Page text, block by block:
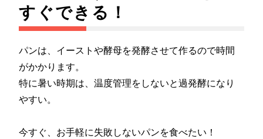
すぐできる！
パンは、イーストや酵母を発酵させて作るので時間
がかかります。
特に暑い時期は、温度管理をしないと過発酵になり
やすい。
今すぐ、お手軽に失敗しないパンを食べたい！